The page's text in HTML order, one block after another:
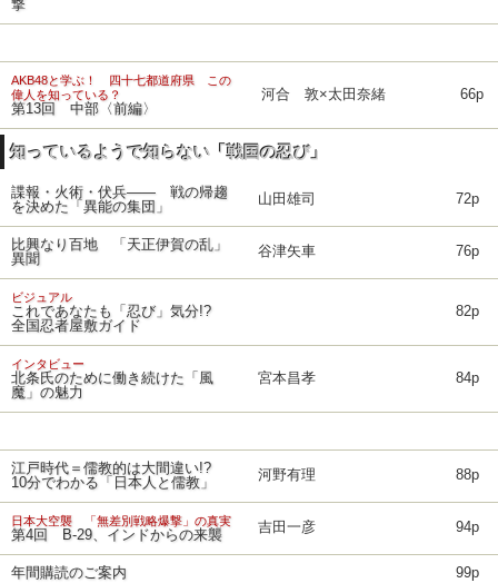
撃
AKB48と学ぶ！ 四十七都道府県 この
偉人を知っている？
第13回 中部〈前編〉
河合 敦×太田奈緒 66p
知っているようで知らない「戦国の忍び」
諜報・火術・伏兵―― 戦の帰趨
を決めた「異能の集団」
山田雄司 72p
比興なり百地 「天正伊賀の乱」
異聞
谷津矢車 76p
ビジュアル
これであなたも「忍び」気分!?
全国忍者屋敷ガイド
82p
インタビュー
北条氏のために働き続けた「風
魔」の魅力
宮本昌孝 84p
江戸時代＝儒教的は大間違い!?
10分でわかる「日本人と儒教」
河野有理 88p
日本大空襲 「無差別戦略爆撃」の真実
第4回 B-29、インドからの来襲 吉田一彦 94p
年間購読のご案内 99p